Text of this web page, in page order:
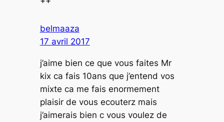
belmaaza
17 avril 2017
j’aime bien ce que vous faites Mr
kix ca fais 10ans que j’entend vos
mixte ca me fais enormement
plaisir de vous ecouterz mais
j’aimerais bien c vous voulez de